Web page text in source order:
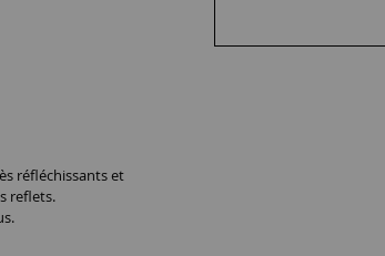
réfléchissants et
reflets.